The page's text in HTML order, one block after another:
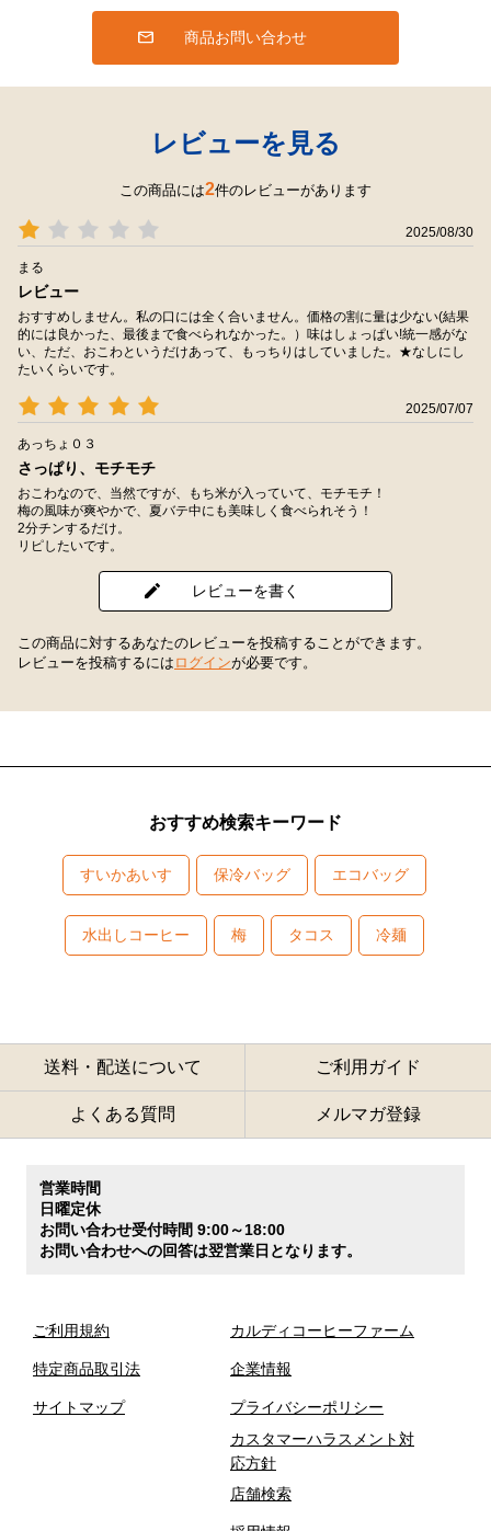
商品お問い合わせ
レビューを見る
この商品には2件のレビューがあります
2025/08/30
まる
レビュー
おすすめしません。私の口には全く合いません。価格の割に量は少ない(結果
的には良かった、最後まで食べられなかった。）味はしょっぱい!統一感がな
い、ただ、おこわというだけあって、もっちりはしていました。★なしにし
たいくらいです。
2025/07/07
あっちょ０３
さっぱり、モチモチ
おこわなので、当然ですが、もち米が入っていて、モチモチ！
梅の風味が爽やかで、夏バテ中にも美味しく食べられそう！
2分チンするだけ。
リピしたいです。
レビューを書く
この商品に対するあなたのレビューを投稿することができます。
レビューを投稿するには ログインが必要です。
おすすめ検索キーワード
すいかあいす 保冷バッグ エコバッグ
水出しコーヒー 梅 タコス 冷麺
送料・配送について ご利用ガイド
よくある質問 メルマガ登録
営業時間
日曜定休
お問い合わせ受付時間 9:00～18:00
お問い合わせへの回答は翌営業日となります。
ご利用規約
特定商品取引法
サイトマップ
カルディコーヒーファーム
企業情報
プライバシーポリシー
カスタマーハラスメント対
応方針
店舗検索